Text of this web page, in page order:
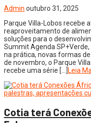
Admin outubro 31, 2025
Parque Villa-Lobos recebe
reaproveitamento de
soluções para o
Summit Agenda
na prática, novas formas
de novembro, o Parque
recebe uma série […] Leia
Cotia terá